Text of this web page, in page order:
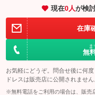
現在0人が検
在庫
無
お気軽にどうぞ。問合せ後に何
ドレスは販売店に公開されません
※無料電話をご利用の場合は、販売